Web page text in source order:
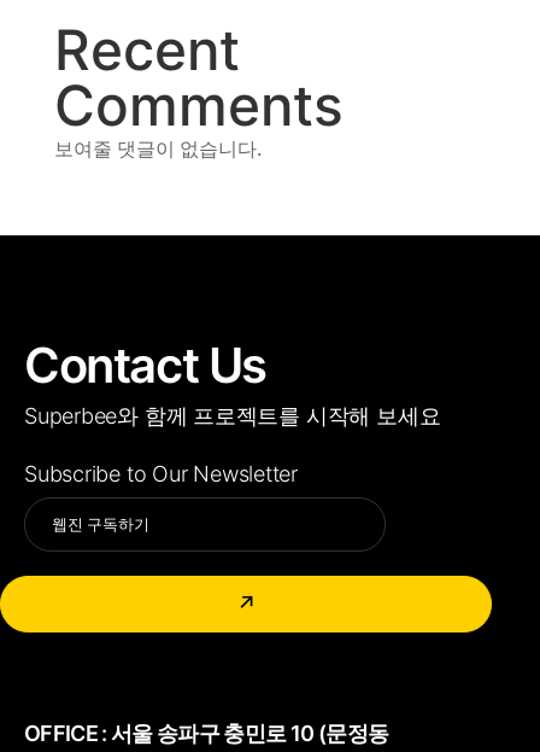
Recent
Comments
보여줄 댓글이 없습니다.
Contact Us
Superbee와 함께 프로젝트를 시작해 보세요
Subscribe to Our Newsletter
↗
Alternative:
OFFICE :서울 송파구 충민로 10 (문정동